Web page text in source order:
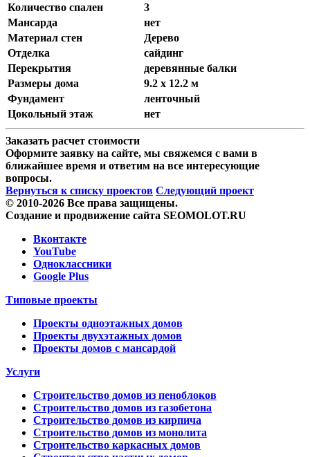
Количество спален
3
Мансарда
нет
Материал стен
Дерево
Отделка
сайдинг
Перекрытия
деревянные балки
Размеры дома
9.2 x 12.2 м
Фундамент
ленточный
Цокольный этаж
нет
Заказать расчет стоимости
Оформите заявку на сайте, мы свяжемся с вами в
ближайшее время и ответим на все интересующие
вопросы.
Вернуться к списку проектов Следующий проект
© 2010-2026 Все права защищены.
Создание и продвижение сайта SEOMOLOT.RU
Вконтакте
YouTube
Одноклассники
Google Plus
Типовые проекты
Проекты одноэтажных домов
Проекты двухэтажных домов
Проекты домов с мансардой
Услуги
Строительство домов из пеноблоков
Строительство домов из газобетона
Строительство домов из кирпича
Строительство домов из монолита
Строительство каркасных домов